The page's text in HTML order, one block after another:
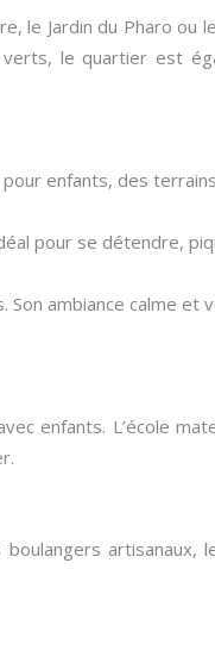
le Jardin du Pharo ou
le quartier est
enfants, des
pour se détendre,
ambiance calme et
enfants. L’école
artisanaux,